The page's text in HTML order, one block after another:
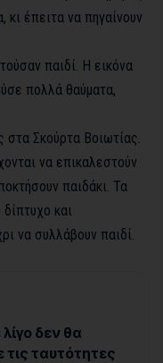
έπειτα να πηγαίνουν
παιδί. Η εικόνα
πολλά θαύματα,
Σκούρτα Βοιωτίας.
να επικαλεστούν
παιδάκι. Τα
και
να συλλάβουν παιδί.
δεν θα
τις ταυτότητες